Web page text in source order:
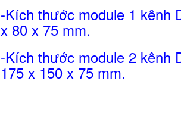
-Kích thước module 1 kênh
x 80 x 75 mm.
-Kích thước module 2 kênh
175 x 150 x 75 mm.